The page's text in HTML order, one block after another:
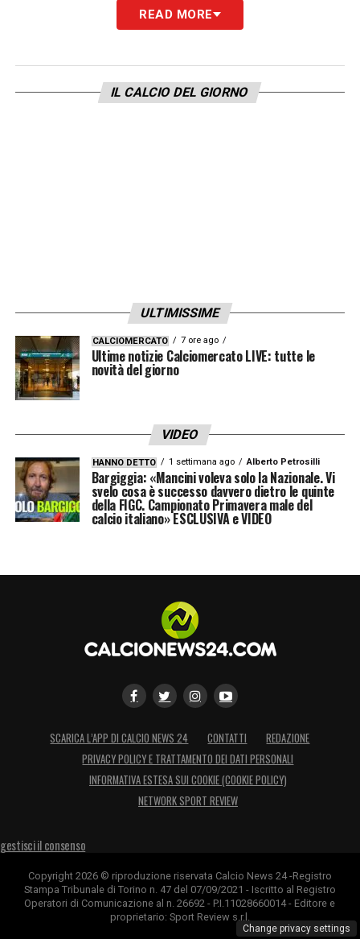
READ MORE
IL CALCIO DEL GIORNO
ULTIMISSIME
CALCIOMERCATO 7 ore ago
Ultime notizie Calciomercato LIVE: tutte le
novità del giorno
VIDEO
HANNO DETTO 1 settimana ago Alberto Petrosilli
Bargiggia: «Mancini voleva solo la Nazionale. Vi
svelo cosa è successo davvero dietro le quinte
della FIGC. Campionato Primavera male del
calcio italiano» ESCLUSIVA e VIDEO
SCARICA L’APP DI CALCIO NEWS 24 CONTATTI
REDAZIONE
PRIVACY POLICY E TRATTAMENTO DEI DATI PERSONALI
INFORMATIVA ESTESA SUI COOKIE (COOKIE POLICY)
NETWORK SPORT REVIEW
gestisci il consenso
Copyright 2026 © riproduzione riservata Calcio News 24 -Registro
Stampa Tribunale di Torino n. 47 del 07/09/2021 - Iscritto al Registro
Operatori di Comunicazione al n. 26692 - P.I.11028660014 - Editore e
proprietario: Sport Review s.r.l.
Change privacy settings